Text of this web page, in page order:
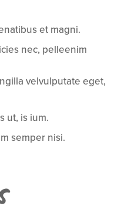
et magni.
nec, pelleenim
velvulputate eget,
ut, is ium.
semper nisi.